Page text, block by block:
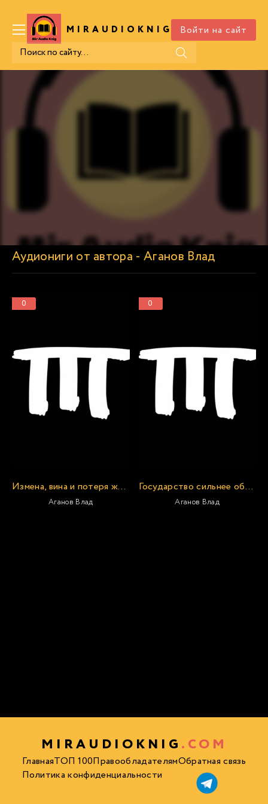
MIRAUDIOKNIG .COM
Войти на сайт
Аудиониги от автора - Аганов Влад
0
Измена, вина и потеря желания: откровенный разговор с сексологом
Аганов Влад
0
Государство сильнее общества: почему в России так происходит КАЖДЫЙ раз
Аганов Влад
MIRAUDIOKNIG .COM
ГлавнаяТОП 100ПравообладателямОбратная связь
Политика конфиденциальности